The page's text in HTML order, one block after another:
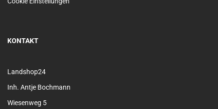
KONTAKT
Landshop24
Inh. Antje Bochmann
Wiesenweg 5